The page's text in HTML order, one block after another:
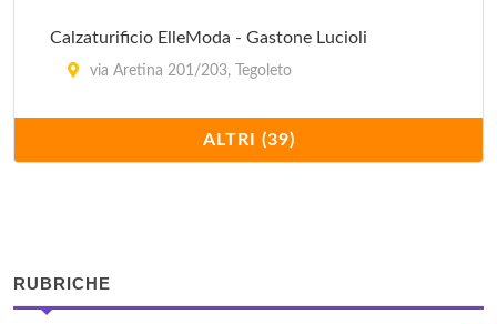
Calzaturificio ElleModa - Gastone Lucioli
via Aretina 201/203, Tegoleto
Calzaturificio Fratelli Soldini
via Vittorio Veneto 55, Capolona
Calzaturificio Soldini
ALTRI (39)
RUBRICHE